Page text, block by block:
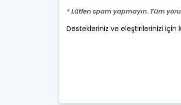
* Lütfen spam yapmayın. Tüm
Destekleriniz ve eleştirilerinizi için